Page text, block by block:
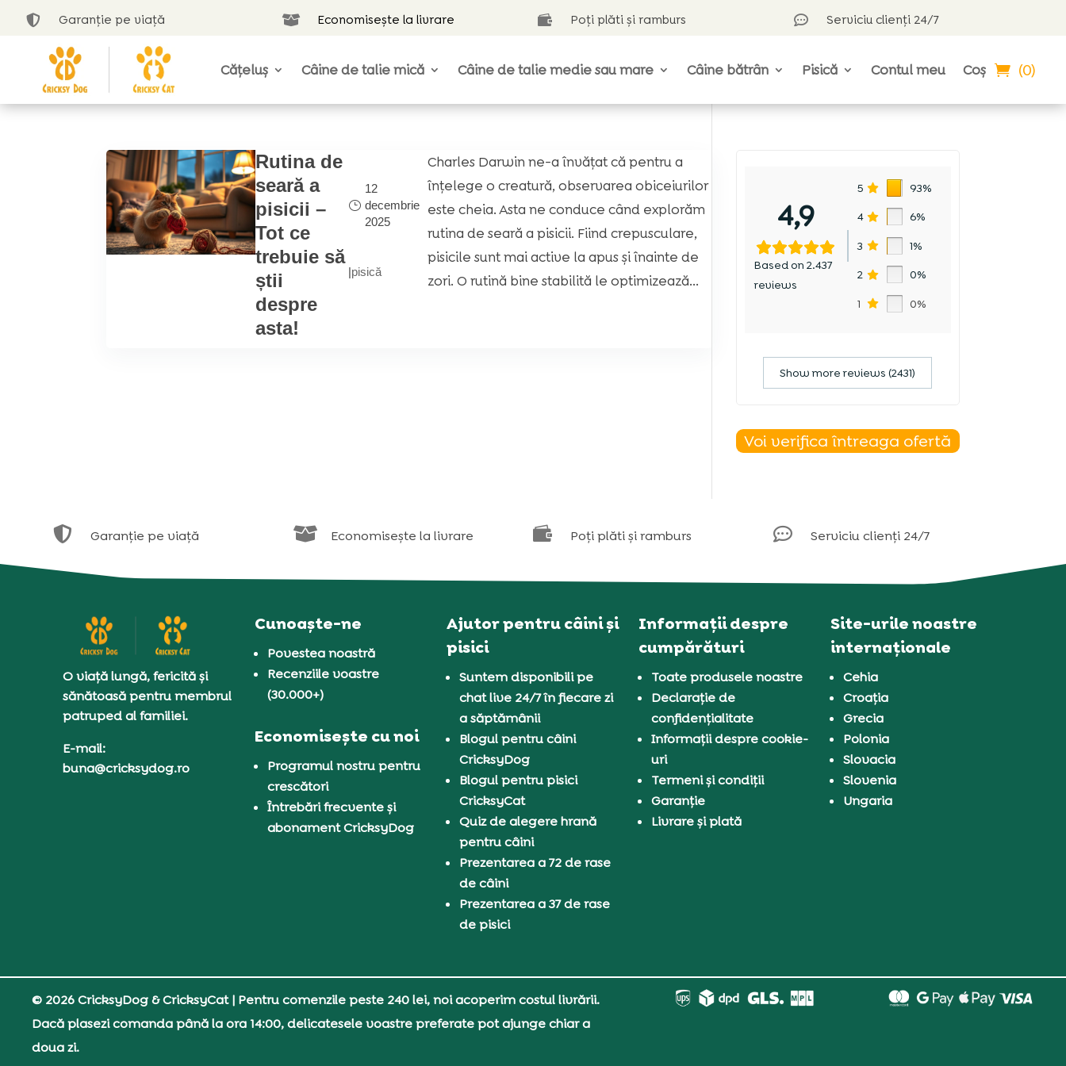
 Garanție pe viață  Economisește la livrare  Poți plăti și ramburs  Serviciu clienți 24/7
Cățeluș Câine de talie mică Câine de talie medie sau mare Câine bătrân Pisică Contul meu Coș (0)
Rutina de
seară a
pisicii –
Tot ce
trebuie să
știi
despre
asta!
12
decembrie
2025
|pisică
Charles Darwin ne-a învățat că pentru a
înțelege o creatură, observarea obiceiurilor
este cheia. Asta ne conduce când explorăm
rutina de seară a pisicii. Fiind crepusculare,
pisicile sunt mai active la apus și înainte de
zori. O rutină bine stabilită le optimizează...
4,9
Based on 2.437
reviews
5 93%
4 6%
3 1%
2 0%
1 0%
Show more reviews (2431)
Voi verifica întreaga ofertă
 Garanție pe viață  Economisește la livrare  Poți plăti și ramburs  Serviciu clienți 24/7
O viață lungă, fericită și
sănătoasă pentru membrul
patruped al familiei.
E-mail:
buna@cricksydog.ro
Cunoaște-ne
Povestea noastră
Recenziile voastre
(30.000+)
Economisește cu noi
Programul nostru pentru
crescători
Întrebări frecvente și
abonament CricksyDog
Ajutor pentru câini și
pisici
Suntem disponibili pe
chat live 24/7 în fiecare zi
a săptămânii
Blogul pentru câini
CricksyDog
Blogul pentru pisici
CricksyCat
Quiz de alegere hrană
pentru câini
Prezentarea a 72 de rase
de câini
Prezentarea a 37 de rase
de pisici
Informații despre
cumpărături
Toate produsele noastre
Declarație de
confidențialitate
Informații despre cookie-
uri
Termeni și condiții
Garanție
Livrare și plată
Site-urile noastre
internaționale
Cehia
Croația
Grecia
Polonia
Slovacia
Slovenia
Ungaria
© 2026 CricksyDog & CricksyCat| Pentru comenzile peste 240 lei, noi acoperim costul livrării.
Dacă plasezi comanda până la ora 14:00, delicatesele voastre preferate pot ajunge chiar a
doua zi.